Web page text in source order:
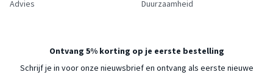
Advies Duurzaamheid
Ontvang 5% korting op je eerste bestelling
Schrijf je in voor onze nieuwsbrief en ontvang als eerste nieuwe